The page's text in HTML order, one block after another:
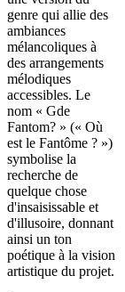
genre qui allie des
ambiances
mélancoliques à
des arrangements
mélodiques
accessibles. Le
nom « Gde
Fantom? » (« Où
est le Fantôme ? »)
symbolise la
recherche de
quelque chose
d'insaisissable et
d'illusoire, donnant
ainsi un ton
poétique à la vision
artistique du projet.